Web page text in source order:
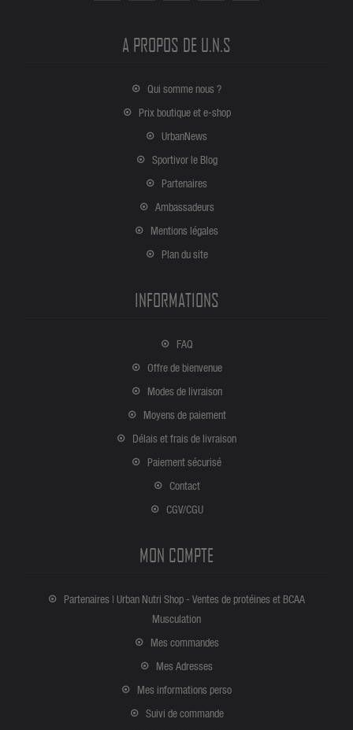
A PROPOS DE U.N.S
Qui somme nous ?
Prix boutique et e-shop
UrbanNews
Sportivor le Blog
Partenaires
Ambassadeurs
Mentions légales
Plan du site
INFORMATIONS
FAQ
Offre de bienvenue
Modes de livraison
Moyens de paiement
Délais et frais de livraison
Paiement sécurisé
Contact
CGV/CGU
MON COMPTE
Partenaires | Urban Nutri Shop - Ventes de protéines et BCAA
Musculation
Mes commandes
Mes Adresses
Mes informations perso
Suivi de commande